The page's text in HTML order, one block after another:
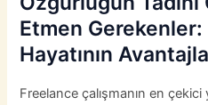
Etmen
Hayatının
Freelance çalışmanın en